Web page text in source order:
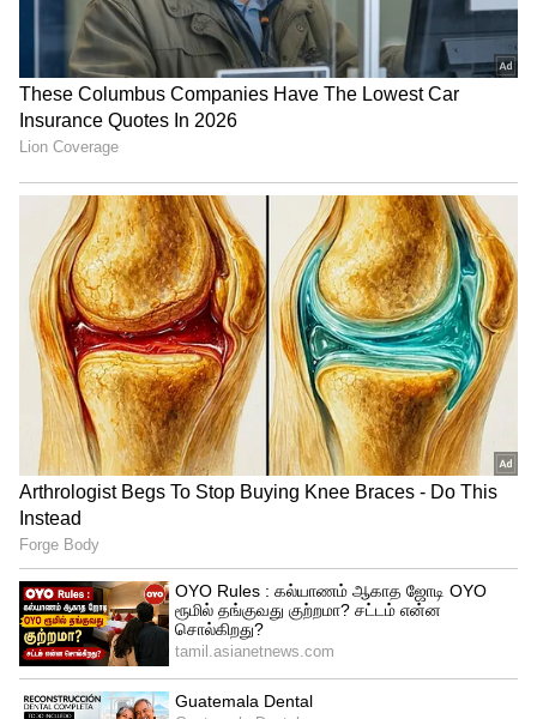
Image Credit :Getty
உஜ்வாலா குடும்பங்களுக்கு கூடுதல்
பலன்
பிரதமர் உஜ்வாலா திட்டத்தின் கீழ் உள்ள
குடும்பங்களுக்கு நிலைமை இன்று
சாதகமாக உள்ளது. நேரடி வங்கி
பரிமாற்றம் (DBT) மூலம் வழங்கப்படும்
ரூ.300 மானியத்தால், முதல் நான்கு
ரீஃபில்களுக்கு சிலிண்டர் விலை வெறும்
ரூ.642 ஆக குறைகிறது. இதன் மூலம் 10.58
கோடி குடும்பங்கள் தொடர்ந்து பயன்
பெற்று வருகின்றன.